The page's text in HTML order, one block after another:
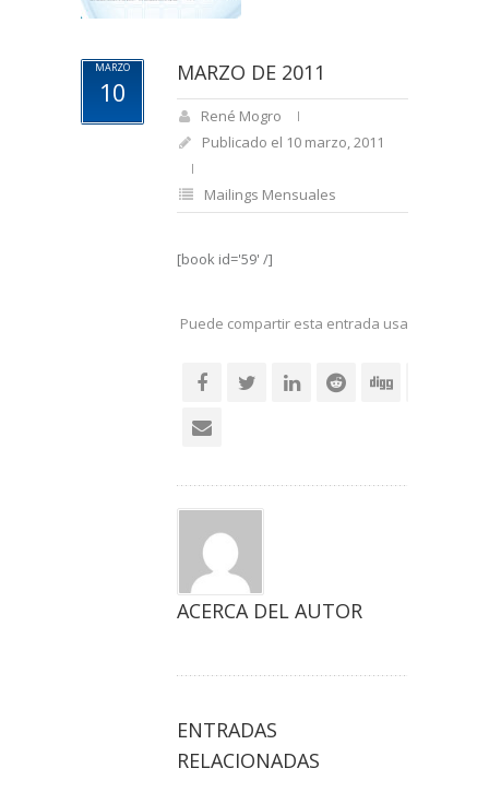
MARZO
10
MARZO DE 2011
René Mogro
Publicado el 10 marzo, 2011
Mailings Mensuales
[book id='59' /]
Puede compartir esta entrada usando sus
ACERCA DEL AUTOR
ENTRADAS
RELACIONADAS